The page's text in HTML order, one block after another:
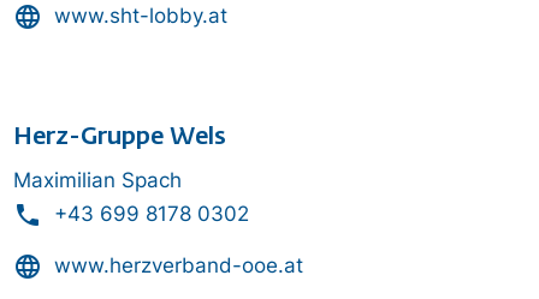
language www.sht-lobby.at
Herz-Gruppe Wels
Maximilian Spach
phone +43 699 8178 0302
language www.herzverband-ooe.at